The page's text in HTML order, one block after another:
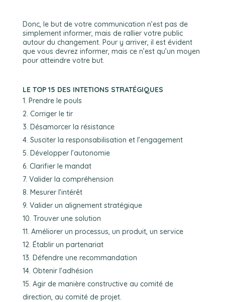
Donc, le but de votre communication n’est pas de
simplement informer, mais de rallier votre public
autour du changement. Pour y arriver, il est évident
que vous devrez informer, mais ce n’est qu’un moyen
pour atteindre votre but.
LE TOP 15 DES INTETIONS STRATÉGIQUES
Prendre le pouls
Corriger le tir
Désamorcer la résistance
Susciter la responsabilisation et l’engagement
Développer l’autonomie
Clarifier le mandat
Valider la compréhension
Mesurer l’intérêt
Valider un alignement stratégique
Trouver une solution
Améliorer un processus, un produit, un service
Établir un partenariat
Défendre une recommandation
Obtenir l’adhésion
Agir de manière constructive au comité de
direction, au comité de projet.